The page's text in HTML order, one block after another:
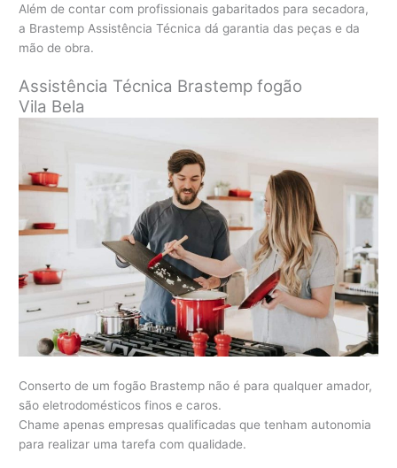
Além de contar com profissionais gabaritados para secadora,
a Brastemp Assistência Técnica dá garantia das peças e da
mão de obra.
Assistência Técnica Brastemp fogão
Vila Bela
Conserto de um fogão Brastemp não é para qualquer amador,
são eletrodomésticos finos e caros.
Chame apenas empresas qualificadas que tenham autonomia
para realizar uma tarefa com qualidade.